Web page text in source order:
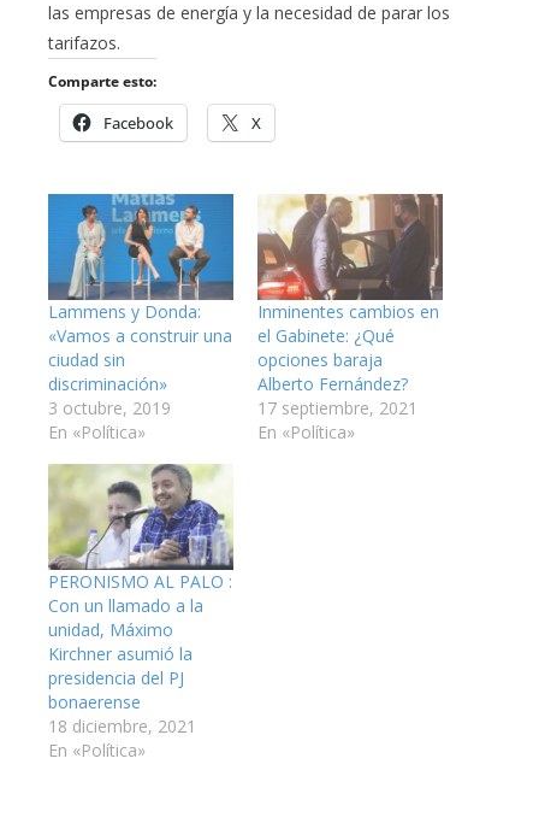
las empresas de energía y la necesidad de parar los
tarifazos.
Comparte esto:
Facebook X
Lammens y Donda:
«Vamos a construir una
ciudad sin
discriminación»
3 octubre, 2019
En «Política»
Inminentes cambios en
el Gabinete: ¿Qué
opciones baraja
Alberto Fernández?
17 septiembre, 2021
En «Política»
PERONISMO AL PALO :
Con un llamado a la
unidad, Máximo
Kirchner asumió la
presidencia del PJ
bonaerense
18 diciembre, 2021
En «Política»